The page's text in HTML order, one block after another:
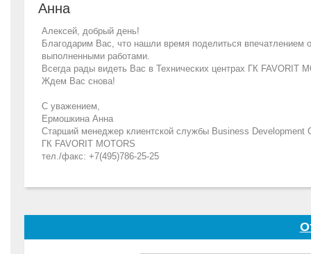
Анна
Алексей, добрый день!
Благодарим Вас, что нашли время поделиться
выполненными работами.
Всегда рады видеть Вас в Технических центрах ГК FAVORIT
Ждем Вас снова!
C уважением,
Ермошкина Анна
Старший менеджер клиентской службы Business Development
ГК FAVORIT MOTORS
тел./факс: +7(495)786-25-25